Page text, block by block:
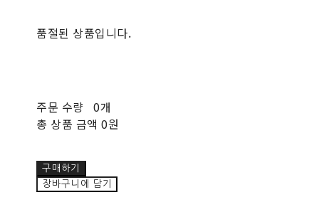
품절된 상품입니다.
주문 수량 0개
총 상품 금액 0원
구매하기
장바구니에 담기